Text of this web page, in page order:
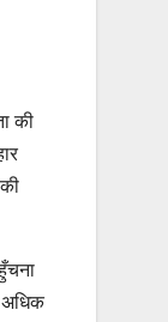
की
अधिक